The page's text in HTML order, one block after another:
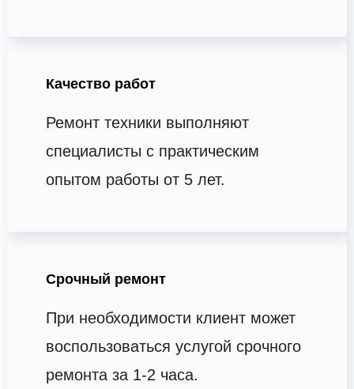
Качество работ
Ремонт техники выполняют
специалисты с практическим
опытом работы от 5 лет.
Срочный ремонт
При необходимости клиент может
воспользоваться услугой срочного
ремонта за 1-2 часа.